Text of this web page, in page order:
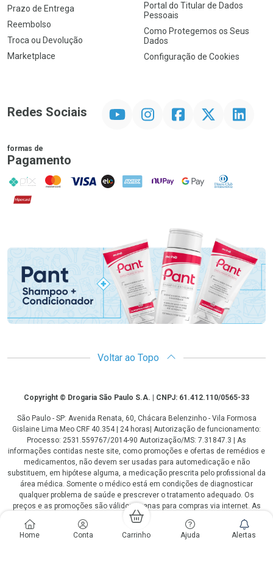
Home Conta Carrinho Ajuda Alertas
Prazo de Entrega
Reembolso
Troca ou Devolução
Marketplace
Portal do Titular de Dados
Pessoais
Como Protegemos os Seus
Dados
Configuração de Cookies
Redes Sociais InstagramFacebookTwitter Linkedin
formas de
Pagamento
PIX MasterCard
VISA ELO AMEX NuPay Google PayDiners Club
Hipercard
Promoção em Destaque
Voltar ao Topo
CopyrightCopyright © Drogaria São Paulo S.A. | CNPJ: 61.412.110/0565-33
São Paulo - SP: Avenida Renata, 60, Chácara Belenzinho - Vila Formosa
Gislaine Lima Meo CRF 40.354 | 24 horas| Autorização de funcionamento:
Processo: 2531.559767/2014-90 Autorização/MS: 7.31847.3 | As
informações contidas neste site, como promoções e ofertas de remédios e
medicamentos, não devem ser usadas para automedicação e não
substituem, em hipótese alguma, a medicação prescrita pelo profissional da
área médica. Somente o médico está em condições de diagnosticar
qualquer problema de saúde e prescrever o tratamento adequado. Os
preços e as promoções são válidos apenas para compras via internet. As
fotos contidas em nosso site são meramente ilustrativas. *Preços e
disponibilidade sujeitos a alterações no decorrer do dia. Antibióticos e
antimicrobianos vendas apenas em lojas físicas ou televendas. Portaria nº